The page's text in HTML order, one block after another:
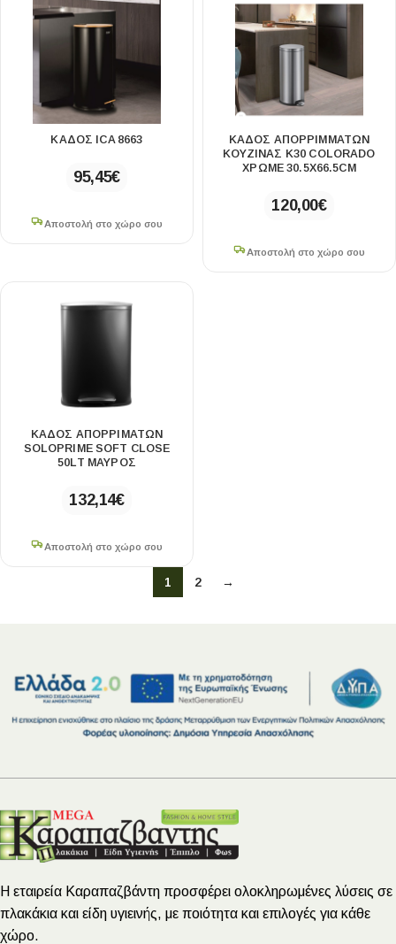
ΚΆΔΟΣ ICA 8663
95,45€
Αποστολή στο χώρο σου
ΚΑΔΟΣ ΑΠΟΡΡΙΜΜΑΤΩΝ
ΚΟΥΖΙΝΑΣ Κ30 COLORADO
ΧΡΩΜΕ 30.5X66.5CM
120,00€
Αποστολή στο χώρο σου
ΚΑΔΟΣ ΑΠΟΡΡΙΜΑΤΩΝ
SOLOPRIME SOFT CLOSE
50LT ΜΑΥΡΟΣ
132,14€
Αποστολή στο χώρο σου
1 2 →
Η εταιρεία Καραπαζβάντη προσφέρει ολοκληρωμένες λύσεις σε
πλακάκια και είδη υγιεινής, με ποιότητα και επιλογές για κάθε
χώρο.